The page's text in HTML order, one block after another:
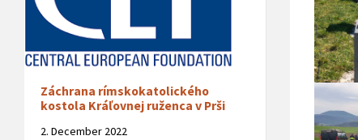
Záchrana rímskokatolického
kostola Kráľovnej ruženca v Prši
2. December 2022